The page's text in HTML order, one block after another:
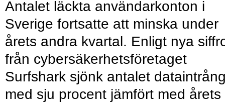
Antalet läckta användarkonton i
Sverige fortsatte att minska under
årets andra kvartal. Enligt nya
från cybersäkerhetsföretaget
Surfshark sjönk antalet
med sju procent jämfört med årets